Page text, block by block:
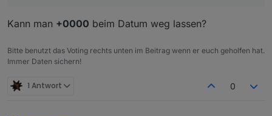
Kann man +0000 beim Datum weg lassen?
Bitte benutzt das Voting rechts unten im Beitrag wenn er euch geholfen hat.
Immer Daten sichern!
1 Antwort 0